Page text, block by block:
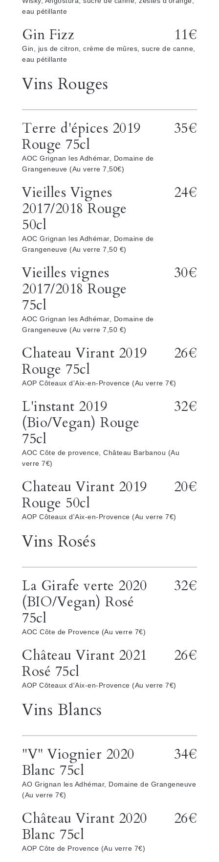
eau pétillante
Gin Fizz 11€
Gin, jus de citron, crème de mûres, sucre de canne,
eau pétillante
Vins Rouges
Terre d'épices 2019
Rouge 75cl
35€
AOC Grignan les Adhémar, Domaine de
Grangeneuve (Au verre 7,50€)
Vieilles Vignes
2017/2018 Rouge
50cl
24€
AOC Grignan les Adhémar, Domaine de
Grangeneuve (Au verre 7,50 €)
Vieilles vignes
2017/2018 Rouge
75cl
30€
AOC Grignan les Adhémar, Domaine de
Grangeneuve (Au verre 7,50 €)
Chateau Virant 2019
Rouge 75cl
26€
AOP Côteaux d'Aix-en-Provence (Au verre 7€)
L'instant 2019
(Bio/Vegan) Rouge
75cl
32€
AOC Côte de provence, Château Barbanou (Au
verre 7€)
Chateau Virant 2019
Rouge 50cl
20€
AOP Côteaux d'Aix-en-Provence (Au verre 7€)
Vins Rosés
La Girafe verte 2020
(BIO/Vegan) Rosé
75cl
32€
AOC Côte de Provence (Au verre 7€)
Château Virant 2021
Rosé 75cl
26€
AOP Côteaux d'Aix-en-Provence (Au verre 7€)
Vins Blancs
"V" Viognier 2020
Blanc 75cl
34€
AO Grignan les Adhémar, Domaine de Grangeneuve
(Au verre 7€)
Château Virant 2020
Blanc 75cl
26€
AOP Côte de Provence (Au verre 7€)